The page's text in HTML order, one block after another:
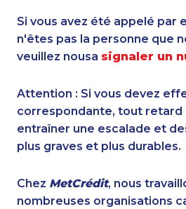
Si vous avez été appelé par
n'êtes pas la personne que
veuillez nousa signaler un
Attention : Si vous devez
correspondante, tout retard
entraîner une escalade et
plus graves et plus durables.
Chez MetCrédit, nous
nombreuses organisations